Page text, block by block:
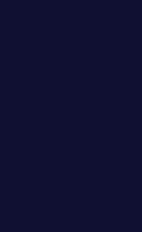
عشرجاهداً للهروب من مناطق
نتيجة إيجابية تعزز حظوظه
على الجانب الٱخر يتطلع
موقعه والاقتراب أكثر من
مستفيداً من تعثر الوحدة
من جانبه، ركز الجهاز الفني
المونتينيغري زيليكو
السلبيات التي ظهرت في
دراسة نقاط قوة المنافس
المناسبة للتعامل مع مختلف
الذي يبدو مفتوحاً على كل